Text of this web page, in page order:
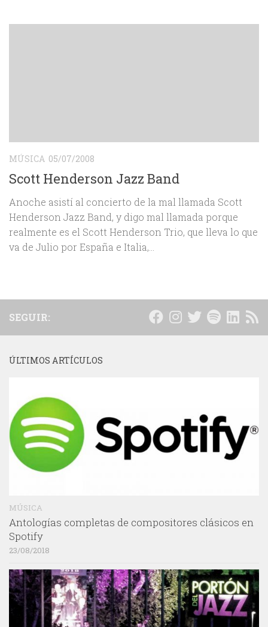
MÚSICA 05/07/2008
Scott Henderson Jazz Band
Anoche asistí al concierto de la mal llamada Scott
Henderson Jazz Band, y digo mal llamada porque
realmente es el Scott Henderson Trio, que lleva lo que
va de Julio por España e Italia,...
SEGUIR:
ÚLTIMOS ARTÍCULOS
MÚSICA
Antologías completas de compositores clásicos en
Spotify
23/08/2018